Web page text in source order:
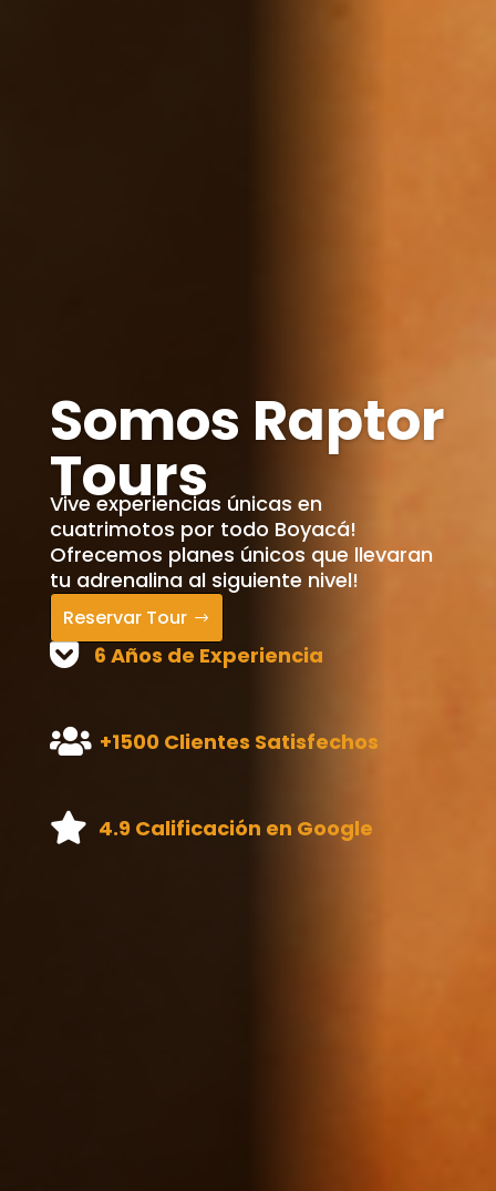
Somos Raptor
Tours
Vive experiencias únicas en
cuatrimotos por todo Boyacá!
Ofrecemos planes únicos que llevaran
tu adrenalina al siguiente nivel!
Reservar Tour
6 Años de Experiencia
+1500 Clientes Satisfechos
4.9 Calificación en Google